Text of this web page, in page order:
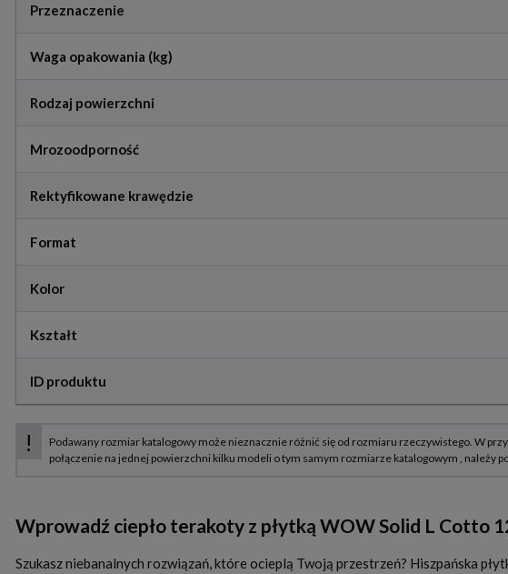
Przeznaczenie
Waga opakowania (kg)
Rodzaj powierzchni
Mrozoodporność
Rektyfikowane krawędzie
Format
Kolor
Kształt
ID produktu
Wprowadź ciepło terakoty z płytką WOW Solid L Cotto
Szukasz niebanalnych rozwiązań, które ocieplą Twoją przestrzeń? Hiszpańska